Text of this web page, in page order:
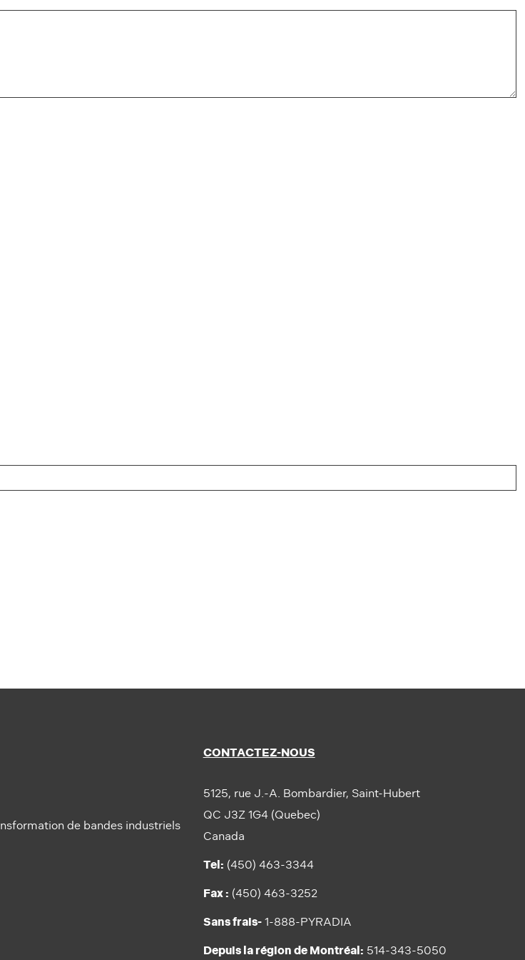
de bandes industriels
CONTACTEZ-NOUS
5125, rue J.-A. Bombardier, Saint-Hubert
QC J3Z 1G4 (Quebec)
Canada
Tel: (450) 463-3344
Fax : (450) 463-3252
Sans frais-1-888-PYRADIA
Depuis la région de Montréal: 514-343-5050